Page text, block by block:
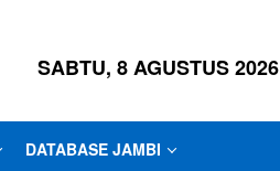
SABTU, 8 AGUSTUS 2026
DATABASE JAMBI